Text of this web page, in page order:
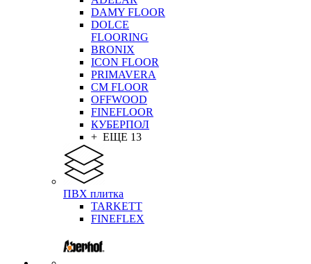
DAMY FLOOR
DOLCE
FLOORING
BRONIX
ICON FLOOR
PRIMAVERA
CM FLOOR
OFFWOOD
FINEFLOOR
КУБЕРПОЛ
+ ЕЩЕ 13
ПВХ плитка
TARKETT
FINEFLEX